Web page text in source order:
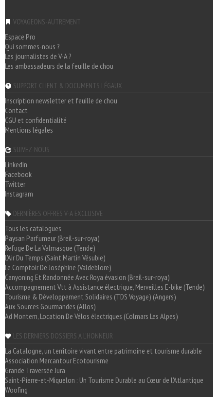
VOYAGEONS-AUTREMENT
Espace Pro
Qui sommes-nous ?
Les journalistes de V-A ?
Les ambassadeurs de la feuille de chou
SUPPORT CLIENT & DOCUMENTS LÉGAUX
Inscription newsletter et feuille de chou
Contact
CGU et confidentialité
Mentions légales
SUIVEZ-NOUS
LinkedIn
Facebook
Twitter
Instagram
DERNIÈRES OFFRES V-A EXCLUSIVE
Tous les catalogues
Paysan Parfumeur (Breil-sur-roya)
Refuge De La Valmasque (Tende)
L'Air Du Temps (Saint Martin Vésubie)
Le Comptoir De Joséphine (Valdeblore)
Canyoning Et Randonnée Avec Roya évasion (Breil-sur-roya)
Accompagnement Vtt à Assistance électrique, Merveilles E-bike (Tende)
Tourisme & Développement Solidaires (TDS Voyage) (Angers)
Aux Sources Gourmandes (Allos)
Ad Montem, Location De Vélos électriques (Colmars Les Alpes)
LES DERNIERS DOSSIERS A L'HONNEUR
La Catalogne, un territoire vivant entre patrimoine et tourisme durable
Association Mercantour Ecotourisme
Grande Traversée Jura
Saint-Pierre-et-Miquelon : Un Tourisme Durable au Cœur de l'Atlantique
Woofing